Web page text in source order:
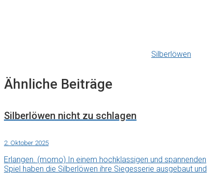
Silberlöwen
Ähnliche Beiträge
Silberlöwen nicht zu schlagen
2. Oktober 2025
Erlangen. (momo) In einem hochklassigen und spannenden
Spiel haben die Silberlöwen ihre Siegesserie ausgebaut und